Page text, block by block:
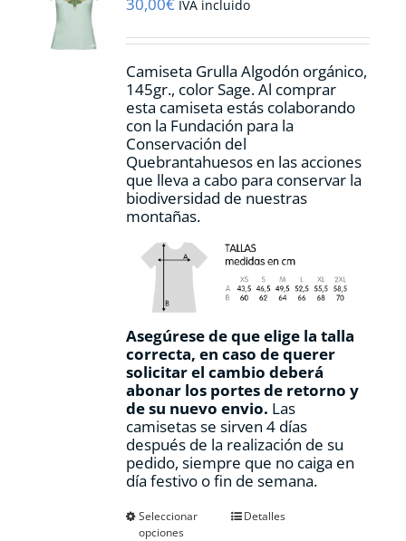
en
página
de
producto
IVA incluido
Camiseta Grulla Algodón orgánico,
145gr., color Sage. Al comprar
esta camiseta estás colaborando
con la Fundación para la
Conservación del
Quebrantahuesos en las acciones
que lleva a cabo para conservar la
biodiversidad de nuestras
montañas.
Asegúrese de que elige la talla
correcta, en caso de querer
solicitar el cambio deberá
abonar los portes de retorno y
de su nuevo envio. Las
camisetas se sirven 4 días
después de la realización de su
pedido, siempre que no caiga en
día festivo o fin de semana.
Seleccionar
opciones
EsteDetalles